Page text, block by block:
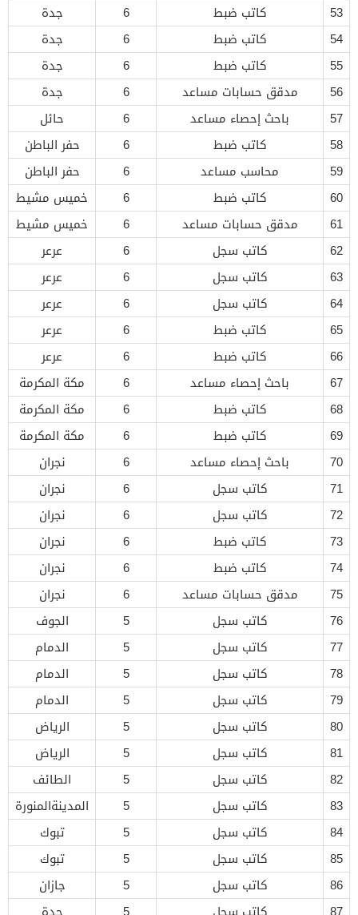
53
كاتب ضبط 6
جدة
54
كاتب ضبط 6
جدة
55
كاتب ضبط 6
جدة
56
مدقق حسابات مساعد 6
جدة
57
باحث إحصاء مساعد 6
حائل
58
كاتب ضبط 6
حفر الباطن
59
محاسب مساعد 6
حفر الباطن
60
كاتب ضبط 6
خميس مشيط
61
مدقق حسابات مساعد 6
خميس مشيط
62
كاتب سجل 6
عرعر
63
كاتب سجل 6
عرعر
64
كاتب سجل 6
عرعر
65
كاتب ضبط 6
عرعر
66
كاتب ضبط 6
عرعر
67
باحث إحصاء مساعد 6
مكة المكرمة
68
كاتب ضبط 6
مكة المكرمة
69
كاتب ضبط 6
مكة المكرمة
70
باحث إحصاء مساعد 6
نجران
71
كاتب سجل 6
نجران
72
كاتب سجل 6
نجران
73
كاتب ضبط 6
نجران
74
كاتب ضبط 6
نجران
75
مدقق حسابات مساعد 6
نجران
76
كاتب سجل 5
الجوف
77
كاتب سجل 5
الدمام
78
كاتب سجل 5
الدمام
79
كاتب سجل 5
الدمام
80
كاتب سجل 5
الرياض
81
كاتب سجل 5
الرياض
82
كاتب سجل 5
الطائف
83
كاتب سجل 5
المدينةالمنورة
84
كاتب سجل 5
تبوك
85
كاتب سجل 5
تبوك
86
كاتب سجل 5
جازان